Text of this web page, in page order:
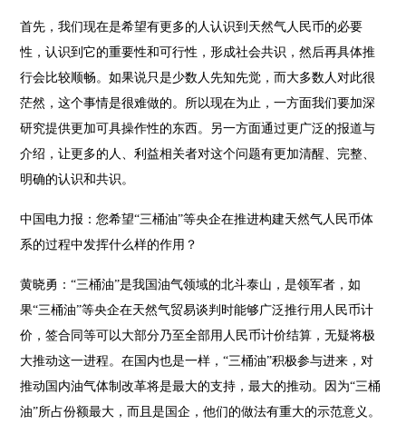
首先，我们现在是希望有更多的人认识到天然气人民币的必要
性，认识到它的重要性和可行性，形成社会共识，然后再具体推
行会比较顺畅。如果说只是少数人先知先觉，而大多数人对此很
茫然，这个事情是很难做的。所以现在为止，一方面我们要加深
研究提供更加可具操作性的东西。另一方面通过更广泛的报道与
介绍，让更多的人、利益相关者对这个问题有更加清醒、完整、
明确的认识和共识。
中国电力报：您希望“三桶油”等央企在推进构建天然气人民币体
系的过程中发挥什么样的作用？
黄晓勇：“三桶油”是我国油气领域的北斗泰山，是领军者，如
果“三桶油”等央企在天然气贸易谈判时能够广泛推行用人民币计
价，签合同等可以大部分乃至全部用人民币计价结算，无疑将极
大推动这一进程。在国内也是一样，“三桶油”积极参与进来，对
推动国内油气体制改革将是最大的支持，最大的推动。因为“三桶
油”所占份额最大，而且是国企，他们的做法有重大的示范意义。